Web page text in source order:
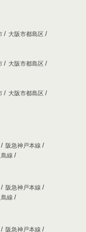
大阪市都島区
大阪市都島区
大阪市都島区
阪急神戸本線
線
阪急神戸本線
線
阪急神戸本線